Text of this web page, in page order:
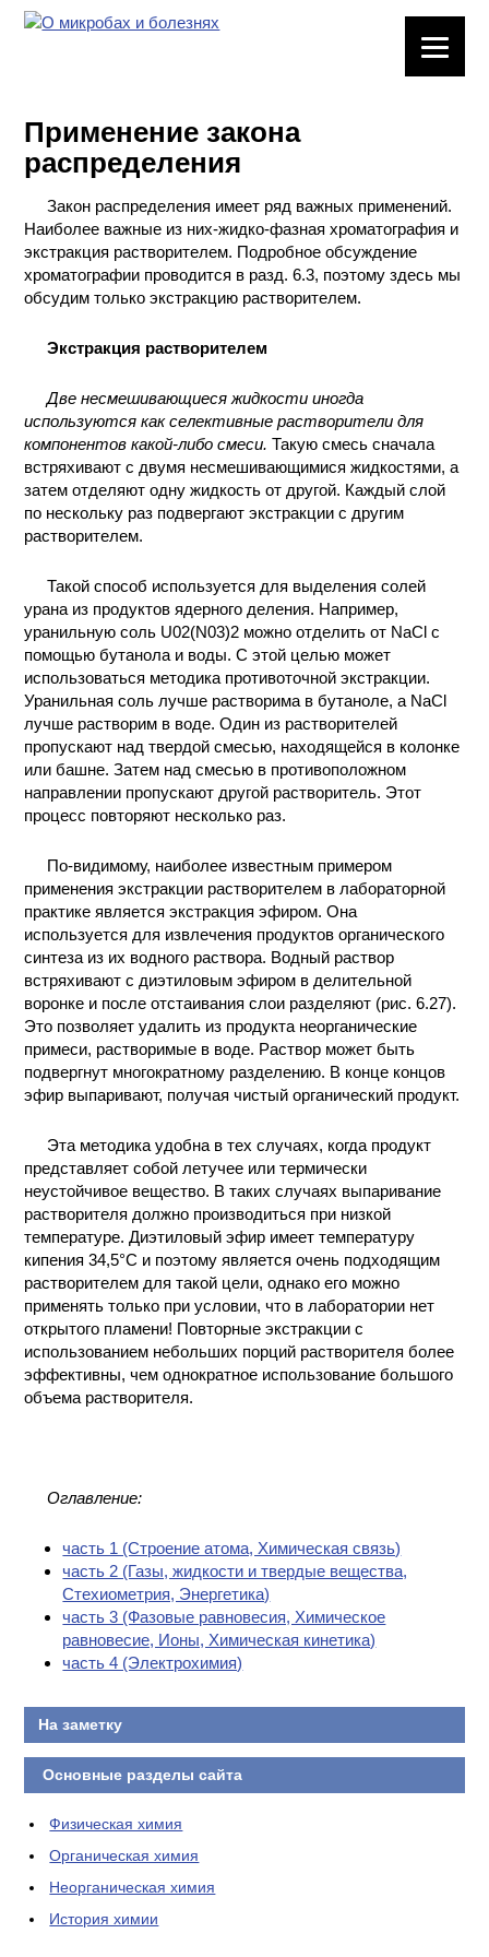
ХИМИЧЕСКАЯ
ПОСУДА
ВРЕДНЫЕ
МЕТОДЫ
ХИМИЯ НА
ПРОИЗВОДСТВЕ
И ХИМИЧЕСКАЯ
КОНТАКТЫ
Применение закона
распределения
Закон распределения имеет ряд важных применений.
Наиболее важные из них-жидко-фазная хроматография и
экстракция растворителем. Подробное обсуждение
хроматографии проводится в разд. 6.3, поэтому здесь мы
обсудим только экстракцию растворителем.
Экстракция растворителем
Две несмешивающиеся жидкости иногда
используются как селективные растворители для
компонентов какой-либо смеси. Такую смесь сначала
встряхивают с двумя несмешивающимися жидкостями, а
затем отделяют одну жидкость от другой. Каждый слой
по нескольку раз подвергают экстракции с другим
растворителем.
Такой способ используется для выделения солей
урана из продуктов ядерного деления. Например,
уранильную соль U02(N03)2 можно отделить от NaCl с
помощью бутанола и воды. С этой целью может
использоваться методика противоточной экстракции.
Уранильная соль лучше растворима в бутаноле, a NaCl
лучше растворим в воде. Один из растворителей
пропускают над твердой смесью, находящейся в колонке
или башне. Затем над смесью в противоположном
направлении пропускают другой растворитель. Этот
процесс повторяют несколько раз.
По-видимому, наиболее известным примером
применения экстракции растворителем в лабораторной
практике является экстракция эфиром. Она
используется для извлечения продуктов органического
синтеза из их водного раствора. Водный раствор
встряхивают с диэтиловым эфиром в делительной
воронке и после отстаивания слои разделяют (рис. 6.27).
Это позволяет удалить из продукта неорганические
примеси, растворимые в воде. Раствор может быть
подвергнут многократному разделению. В конце концов
эфир выпаривают, получая чистый органический продукт.
Эта методика удобна в тех случаях, когда продукт
представляет собой летучее или термически
неустойчивое вещество. В таких случаях выпаривание
растворителя должно производиться при низкой
температуре. Диэтиловый эфир имеет температуру
кипения 34,5°С и поэтому является очень подходящим
растворителем для такой цели, однако его можно
применять только при условии, что в лаборатории нет
открытого пламени! Повторные экстракции с
использованием небольших порций растворителя более
эффективны, чем однократное использование большого
объема растворителя.
Оглавление:
часть 1 (Cтроение атома, Химическая связь)
часть 2 (Газы, жидкости и твердые вещества,
Стехиометрия, Энергетика)
часть 3 (Фазовые равновесия, Химическое
равновесие, Ионы, Химическая кинетика)
часть 4 (Электрохимия)
На заметку
Основные разделы сайта
Физическая химия
Органическая химия
Неорганическая химия
История химии